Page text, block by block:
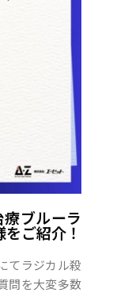
ブルーラ
ご紹介！
てラジカル殺
問を大変多数